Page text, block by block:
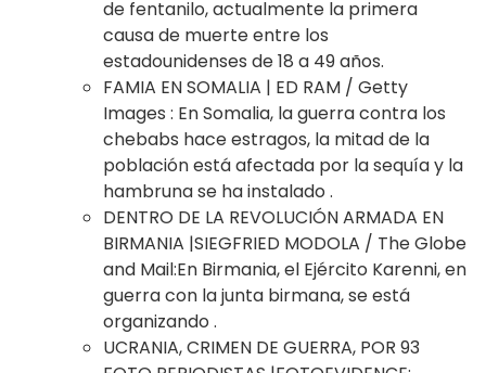
de fentanilo, actualmente la primera
causa de muerte entre los
estadounidenses de 18 a 49años.
FAMIA EN SOMALIA | ED RAM / Getty
Images : En Somalia, la guerra contra los
chebabs hace estragos, la mitad de la
población está afectada por la sequía y la
hambruna se ha instalado .
DENTRO DE LA REVOLUCIÓN ARMADA EN
BIRMANIA |SIEGFRIED MODOLA / The Globe
and Mail:En Birmania, el Ejército Karenni, en
guerra con la junta birmana, se está
organizando .
UCRANIA, CRIMEN DE GUERRA, POR 93